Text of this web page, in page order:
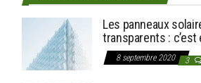
Les panneaux
transparents : c’est
8 septembre 2020 3